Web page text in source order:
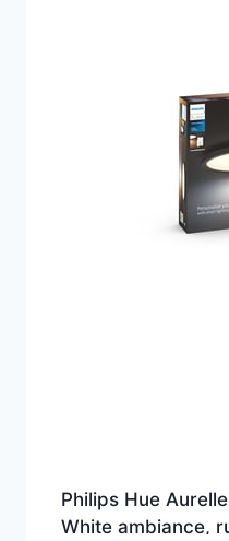
Philips Hue
White ambiance,